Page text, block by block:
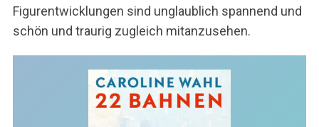
Figurentwicklungen sind unglaublich spannend und
schön und traurig zugleich mitanzusehen.